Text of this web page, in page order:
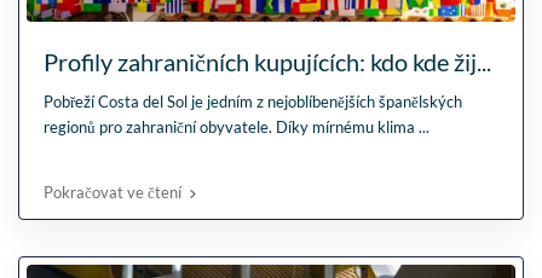
Profily zahraničních kupujících: kdo kde žij...
Pobřeží Costa del Sol je jedním z nejoblíbenějších španělských
regionů pro zahraniční obyvatele. Díky mírnému klima...
Pokračovat ve čtení